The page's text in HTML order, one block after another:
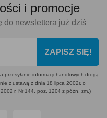
i promocje
do newslettera już dziś
ZAPISZ SIĘ!
przesyłanie informacji handlowych drogą
z ustawą z dnia 18 lipca 2002r. o
r. Nr 144, poz. 1204 z późn. zm.)